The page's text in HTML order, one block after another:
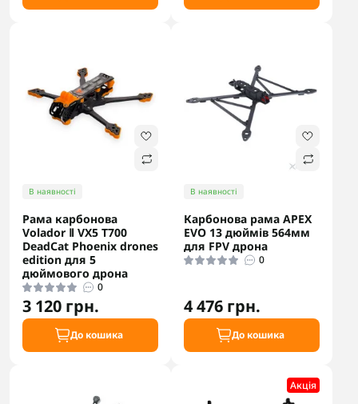
В наявності
Рама карбонова
Volador Ⅱ VX5 T700
DeadСat Phoenix drones
edition для 5
дюймового дрона
0
3 120 грн.
До кошика
В наявності
Карбонова рама APEX
EVO 13 дюймів 564мм
для FPV дрона
0
4 476 грн.
До кошика
Акцiя